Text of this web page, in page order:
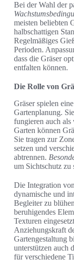
Bei der Wahl der
meisten beliebten
halbschattigen
Regelmäßiges
Perioden.
dass die Gräser
entfalten können.
Die Rolle von
Gräser spielen
Gartenplanung.
fungieren auch
Garten können
Sie tragen zur
setzen und
abtrennen.
um Sichtschutz zu
Die Integration
dynamische und
Begleiter zu
beruhigendes
Texturen
Anziehungskraft
Gartengestaltung
unterstützen auch
für verschiedene